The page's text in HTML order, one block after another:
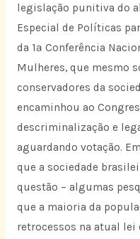
legislação punitiva do
Especial de Políticas
da 1ª Conferência
Mulheres, que mesmo
conservadores da
encaminhou ao
descriminalização e
aguardando votação.
que a sociedade
questão – algumas
que a maioria da
retrocessos na atual lei